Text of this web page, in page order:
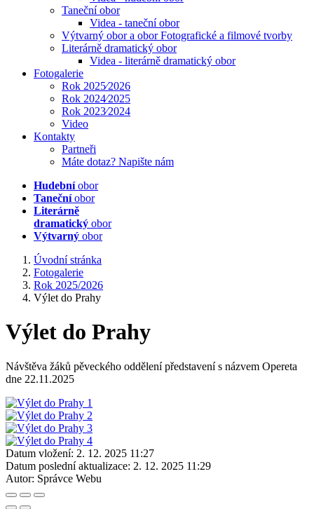
Taneční obor
Videa - taneční obor
Výtvarný obor a obor Fotografické a filmové tvorby
Literárně dramatický obor
Videa - literárně dramatický obor
Fotogalerie
Rok 2025⁄2026
Rok 2024⁄2025
Rok 2023⁄2024
Video
Kontakty
Partneři
Máte dotaz? Napište nám
Hudebníobor
Tanečníobor
Literárně
dramatický obor
Výtvarný obor
Úvodní stránka
Fotogalerie
Rok 2025/2026
Výlet do Prahy
Výlet do Prahy
Návštěva žáků pěveckého oddělení představení s názvem Opereta
dne 22.11.2025
Datum vložení: 2. 12. 2025 11:27
Datum poslední aktualizace: 2. 12. 2025 11:29
Autor: Správce Webu